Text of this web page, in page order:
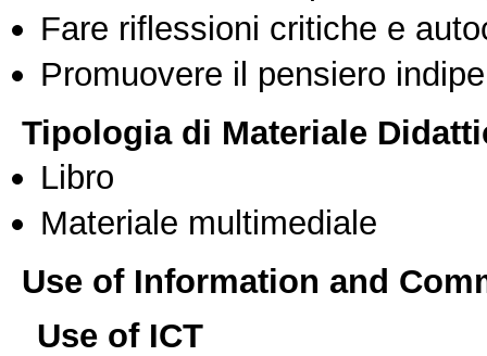
Fare riflessioni critiche e
Promuovere il pensiero
Tipologia di Materiale
Libro
Materiale multimediale
Use of Information and
Use of ICT